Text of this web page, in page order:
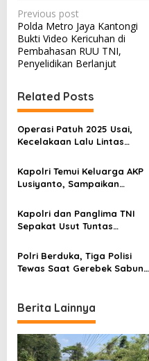
P
o
s
t
n
a
v
i
g
a
t
i
n
Previous post
Polda Metro Jaya Kantongi
Bukti Video Kericuhan di
Pembahasan RUU TNI,
Penyelidikan Berlanjut
Related Posts
Operasi Patuh 2025 Usai,
Kecelakaan Lalu Lintas
Nyawa Terselamatkan
Kapolri Temui Keluarga AKP
Lusiyanto, Sampaikan
Kapolri dan Panglima TNI
Sepakat Usut Tuntas
Lampung
Polri Berduka, Tiga Polisi
Tewas Saat Gerebek Sabung
Berita Lainnya